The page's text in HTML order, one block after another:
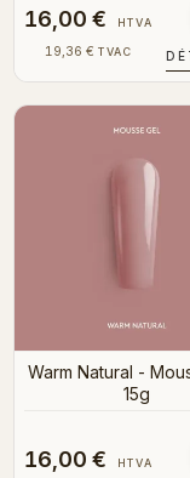
16,00 € HTVA
19,36 € TVAC
Warm Natural -
15g
16,00 € HTVA